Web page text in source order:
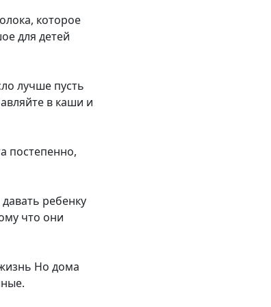
которое
для детей
лучше пусть
в каши и
постепенно,
ребенку
что они
Но дома